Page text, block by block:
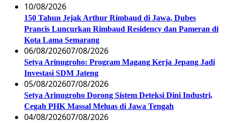
10/08/2026
150 Tahun Jejak Arthur Rimbaud di Jawa, Dubes
Prancis Luncurkan Rimbaud Residency dan Pameran di
Kota Lama Semarang
06/08/202607/08/2026
Setya Arinugroho: Program Magang Kerja Jepang Jadi
Investasi SDM Jateng
05/08/202607/08/2026
Setya Arinugroho Dorong Sistem Deteksi Dini Industri,
Cegah PHK Massal Meluas di Jawa Tengah
04/08/202607/08/2026